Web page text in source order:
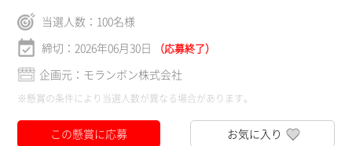
当選人数： 100名様
締切：2026年06月30日
（応募終了）
企画元：モランボン株式会社
※懸賞の条件により当選人数が異なる場合があります。
この懸賞に応募 お気に入り